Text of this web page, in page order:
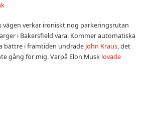
vägen verkar ironiskt nog parkeringsrutan
i Bakersfield vara. Kommer automatiska
bättre i framtiden undrade John Kraus, det
gång för mig. Varpå Elon Musk lovade